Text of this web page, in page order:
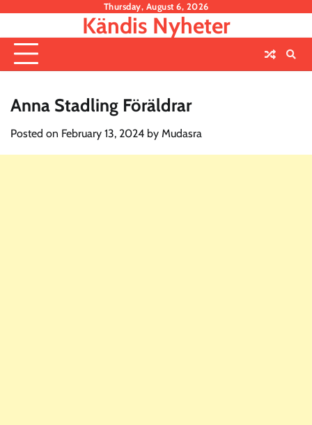
content
Thursday, August 6, 2026
Kändis Nyheter
Anna Stadling Föräldrar
Posted on February 13, 2024 by Mudasra